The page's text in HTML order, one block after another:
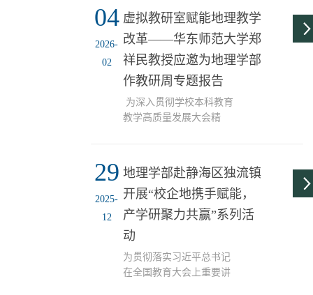
路返校还顺利吗？路上辛
吗？生活上有没有什么困
难？”每一句问候温暖真
挚。同时，老师们叮...
发展的别样风采，进一步
营造尊重关爱女教师的良
好氛围，3月5日下午，地
理学部在博理楼A区一楼
飞扬”女教师风采秀活动。
伴随着动感的音乐节拍，
风采秀正式拉开帷幕。平
而来。她们或优雅知性，
或活力四射，或端庄大
气，在自信展示着身姿...
04
2026-
02
虚拟教研室赋能地理教学
改革——华东师范大学郑
祥民教授应邀为地理学部
作教研周专题报告
为深入贯彻学校本科教育
教学高质量发展大会精
一学期教研周工作安排，
地理学部于1月19日上午特
邀华东师范大学光华书院
院长郑祥民教授作专题报
学数字化转型与基层教学
组织创新，旨在通过学习
交流推动学部教师深入理
29
2025-
12
地理学部赴静海区独流镇
开展“校企地携手赋能，
产学研聚力共赢”系列活
动
为贯彻落实习近平总书记
在全国教育大会上重要讲